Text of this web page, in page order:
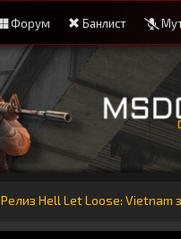
Форум Банлист
Релиз Hell Let Loose: Vietnam